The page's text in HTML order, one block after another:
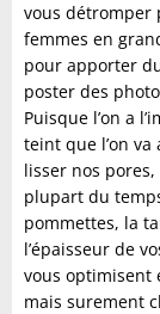
vous détromper
femmes en
pour apporter
poster des
Puisque l’on a
teint que l’on
lisser nos
plupart du
pommettes, la
l’épaisseur de
vous optimisent
mais surement